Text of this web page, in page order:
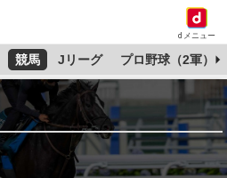
dメニュー
競馬 Jリーグ プロ野球（2軍）